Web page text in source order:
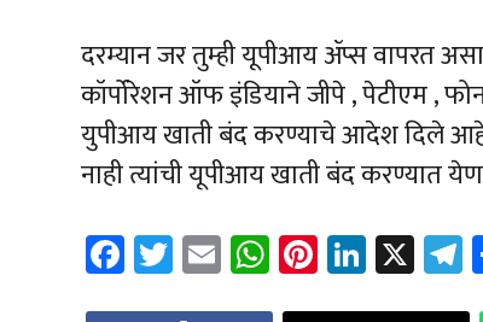
दरम्यान जर तुम्ही यूपीआय ॲप्स वापरत
कॉर्पोरेशन ऑफ इंडियाने जीपे , पेटीएम ,
युपीआय खाती बंद करण्याचे आदेश दिले
नाही त्यांची यूपीआय खाती बंद करण्यात
Fa
ce
T
wi
E
m
W
h
Pi
nt
Li
nk
X